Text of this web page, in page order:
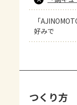
「
好みで
つくり方